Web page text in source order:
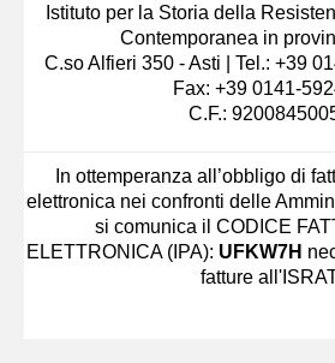
Istituto per la Storia della
Contemporanea in
C.so Alfieri 350 - Asti | Tel.: +39
Fax: +39 0141-
C.F.:
In ottemperanza all’obbligo di
elettronica nei confronti delle
si comunica il CODICE
ELETTRONICA (IPA): UFKW7H
fatture